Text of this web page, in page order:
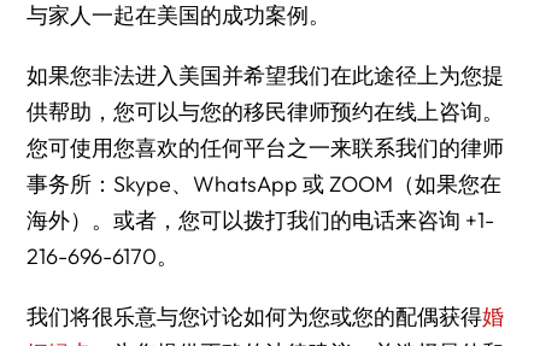
与家人一起在美国的成功案例。
如果您非法进入美国并希望我们在此途径上为您提
供帮助，您可以与您的移民律师预约在线上咨询。
您可使用您喜欢的任何平台之一来联系我们的律师
事务所：Skype、WhatsApp 或 ZOOM（如果您在
海外）。或者，您可以拨打我们的电话来咨询 +1-
216-696-6170。
我们将很乐意与您讨论如何为您或您的配偶获得婚